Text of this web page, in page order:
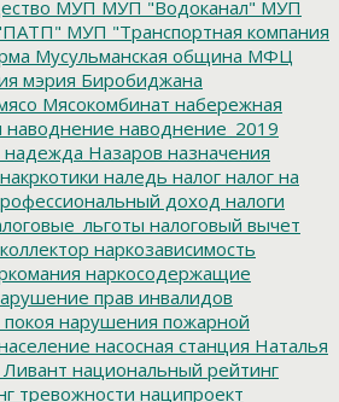
МУП МУП "Водоканал" МУП
МУП "Транспортная компания
Мусульманская община МФЦ
мэрия Биробиджана
Мясокомбинат набережная
наводнение наводнение_2019
надежда Назаров назначения
накркотики наледь налог налог на
доход налоги
налоговый вычет
наркозависимость
наркосодержащие
прав инвалидов
нарушения пожарной
насосная станция Наталья
национальный рейтинг
тревожности наципроект